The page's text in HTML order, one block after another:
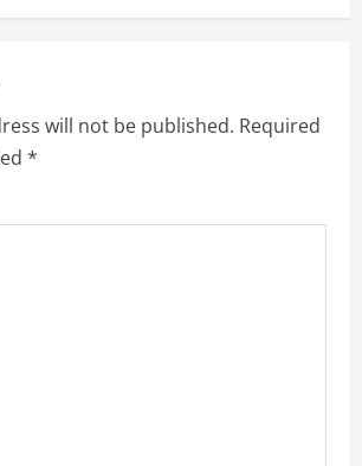
will not be published. Required
*